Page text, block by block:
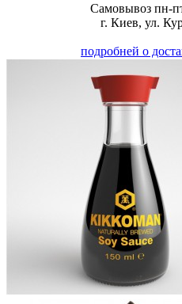
Самовывоз пн-
г. Киев, ул.
подробней о